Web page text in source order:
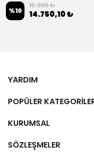
%10
16.389 ₺
14.750,10 ₺
YARDIM
POPÜLER
KURUMSAL
SÖZLEŞMELER